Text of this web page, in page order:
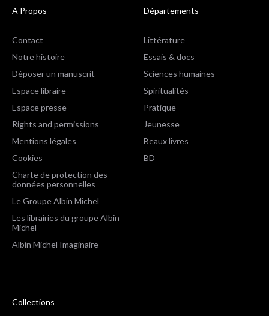
A Propos
Contact
Notre histoire
Déposer un manuscrit
Espace libraire
Espace presse
Rights and permissions
Mentions légales
Cookies
Charte de protection des
données personnelles
Le Groupe Albin Michel
Les librairies du groupe Albin
Michel
Albin Michel Imaginaire
Départements
Littérature
Essais & docs
Sciences humaines
Spiritualités
Pratique
Jeunesse
Beaux livres
BD
Collections